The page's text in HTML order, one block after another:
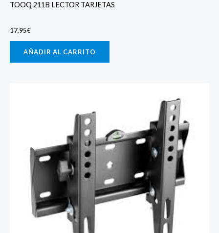
TOOQ 211B LECTOR TARJETAS
17,95€
AÑADIR AL CARRITO